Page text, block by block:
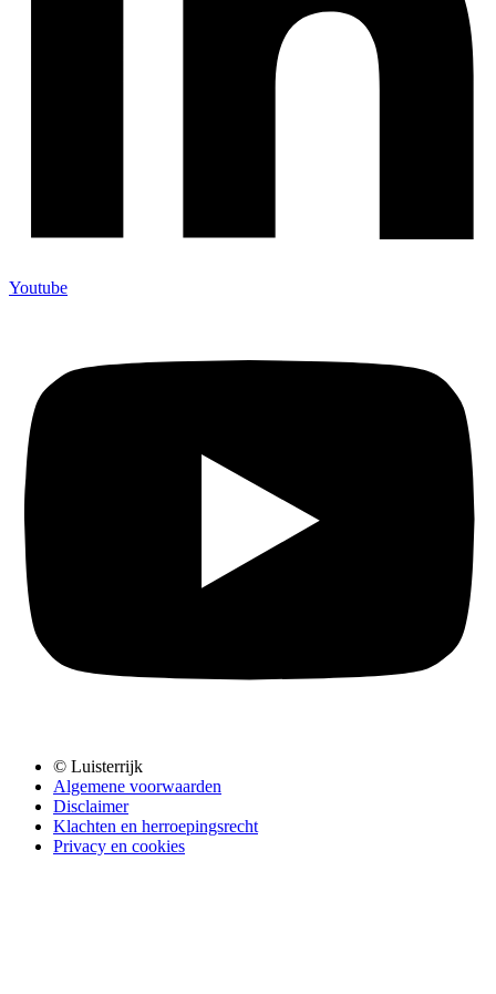
Youtube
© Luisterrijk
Algemene voorwaarden
Disclaimer
Klachten en herroepingsrecht
Privacy en cookies